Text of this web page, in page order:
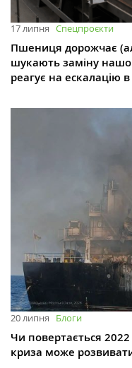
17 липня Спецпроєкти
Пшениця дорожчає
шукають заміну
реагує на ескалацію
20 липня Блоги
Чи повертається
криза може